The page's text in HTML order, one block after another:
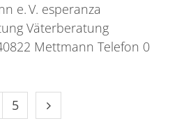
e. V. esperanza
Väterberatung
Mettmann Telefon 0
5 Nächste Seite